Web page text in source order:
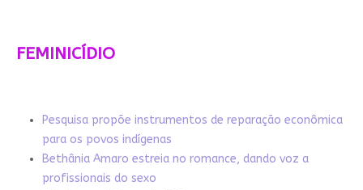
FEMINICÍDIO
Pesquisa propõe instrumentos de reparação econômica
para os povos indígenas
Bethânia Amaro estreia no romance, dando voz a
profissionais do sexo